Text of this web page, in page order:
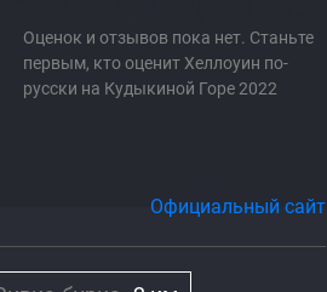
Оценок и отзывов пока нет. Станьте
первым, кто оценит Хеллоуин по-
русски на Кудыкиной Горе 2022
Официальный сайт